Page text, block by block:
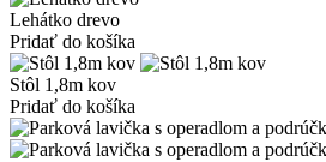
Lehátko drevo
Pridať do košíka
Stôl 1,8m kov
Pridať do košíka